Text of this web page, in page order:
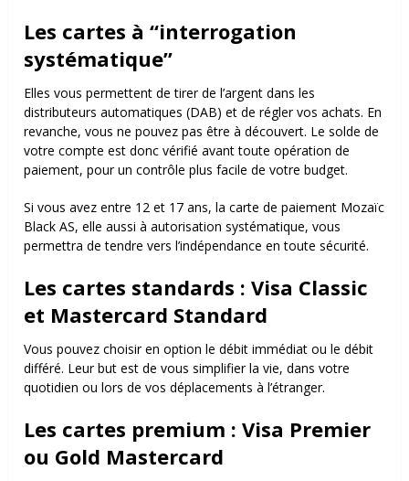
Les cartes à “interrogation
systématique”
Elles vous permettent de tirer de l’argent dans les
distributeurs automatiques (DAB) et de régler vos achats. En
revanche, vous ne pouvez pas être à découvert. Le solde de
votre compte est donc vérifié avant toute opération de
paiement, pour un contrôle plus facile de votre budget.
Si vous avez entre 12 et 17 ans, la carte de paiement Mozaïc
Black AS, elle aussi à autorisation systématique, vous
permettra de tendre vers l’indépendance en toute sécurité.
Les cartes standards : Visa Classic
et Mastercard Standard
Vous pouvez choisir en option le débit immédiat ou le débit
différé. Leur but est de vous simplifier la vie, dans votre
quotidien ou lors de vos déplacements à l’étranger.
Les cartes premium : Visa Premier
ou Gold Mastercard